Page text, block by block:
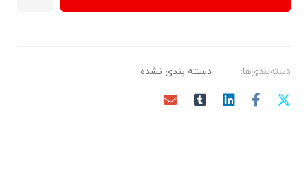
دسته‌بندی‌ها: دسته بندی نشده